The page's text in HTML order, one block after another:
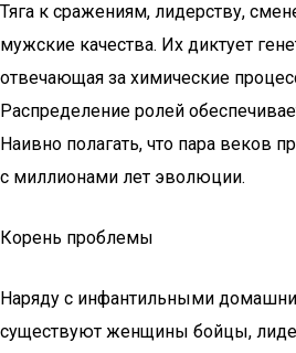
Тяга к сражениям, лидерству,
мужские качества. Их диктует
отвечающая за химические
Распределение ролей
Наивно полагать, что пара веков
с миллионами лет эволюции.
Корень проблемы
Наряду с инфантильными
существуют женщины бойцы,